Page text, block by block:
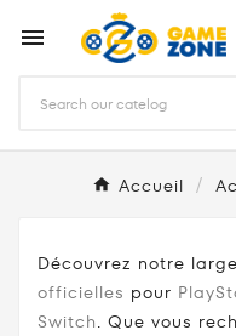

Accueil
Découvrez notre
officielles pour
Switch. Que vous